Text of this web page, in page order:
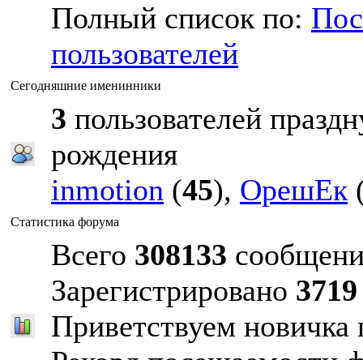
Полный список по:
пользователей
Сегодняшние именинники
3 пользователей
рождения
inmotion (45), ОрешЕк
Статистика форума
Всего 308133
Зарегистрировано 3719
Приветствуем